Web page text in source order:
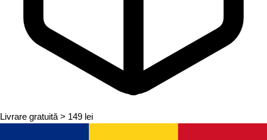
Livrare gratuită > 149 lei